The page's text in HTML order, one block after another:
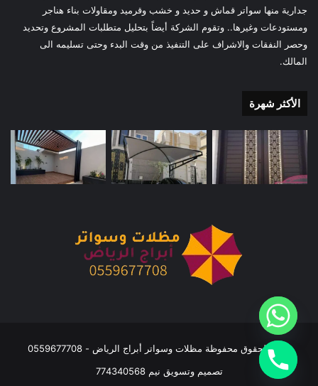
جدارية منها سواتر قماش و حديد و خشب وقرميد ومقاولات بناء هناجر
ومستودعات وغيرها.. وتقوم الشركة أيضاً بتحليل متطلبات المشروع وتحديد
وحصر النفقات والاشراف على التنفيذ من وقت البدء وحتى تسليمه الى
المالك.
الأكثر شهرة
جميع الحقوق محفوظة مظلات وسواتر أبراج الرياض - 0559677708
تصميم وتسويق نيم 774340568